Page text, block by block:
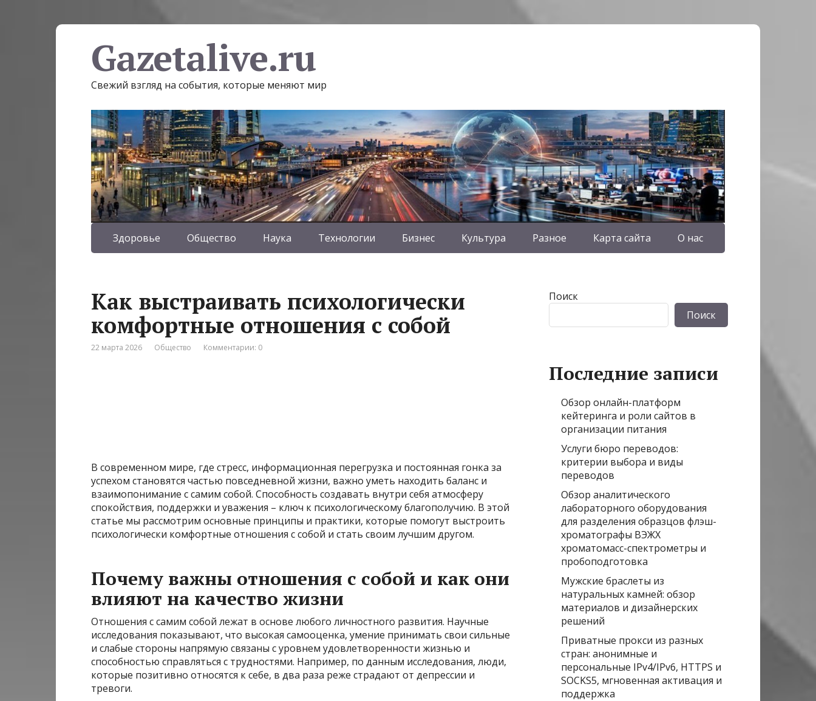
Gazetalive.ru
Свежий взгляд на события, которые меняют мир
Здоровье Общество Наука Технологии Бизнес Культура Разное Карта сайта О нас
Как выстраивать психологически
комфортные отношения с собой
22 марта 2026 Общество Комментарии: 0
В современном мире, где стресс, информационная перегрузка и постоянная гонка за
успехом становятся частью повседневной жизни, важно уметь находить баланс и
взаимопонимание с самим собой. Способность создавать внутри себя атмосферу
спокойствия, поддержки и уважения – ключ к психологическому благополучию. В этой
статье мы рассмотрим основные принципы и практики, которые помогут выстроить
психологически комфортные отношения с собой и стать своим лучшим другом.
Почему важны отношения с собой и как они
влияют на качество жизни
Отношения с самим собой лежат в основе любого личностного развития. Научные
исследования показывают, что высокая самооценка, умение принимать свои сильные
и слабые стороны напрямую связаны с уровнем удовлетворенности жизнью и
способностью справляться с трудностями. Например, по данным исследования, люди,
которые позитивно относятся к себе, в два раза реже страдают от депрессии и
тревоги.
Поиск
Поиск
Последние записи
Обзор онлайн-платформ
кейтеринга и роли сайтов в
организации питания
Услуги бюро переводов:
критерии выбора и виды
переводов
Обзор аналитического
лабораторного оборудования
для разделения образцов флэш-
хроматографы ВЭЖХ
хроматомасс-спектрометры и
пробоподготовка
Мужские браслеты из
натуральных камней: обзор
материалов и дизайнерских
решений
Приватные прокси из разных
стран: анонимные и
персональные IPv4/IPv6, HTTPS и
SOCKS5, мгновенная активация и
поддержка